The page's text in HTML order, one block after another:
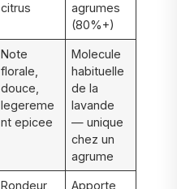
citrus
agrumes
(80%+)
Note
florale,
douce,
legereme
nt epicee
Molecule
habituelle
de la
lavande
— unique
chez un
agrume
Rondeur,
Apporte